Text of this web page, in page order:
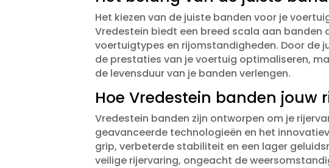
Het kiezen van de juiste banden voor je
Vredestein biedt een breed scala aan banden
voertuigtypes en rijomstandigheden.​ Door de
de prestaties van je voertuig optimaliseren,
de levensduur van je banden verlengen.​
Hoe Vredestein banden jouw
Vredestein banden zijn ontworpen om je
geavanceerde technologieën en het
grip, verbeterde stabiliteit en een lager
veilige rijervaring, ongeacht de